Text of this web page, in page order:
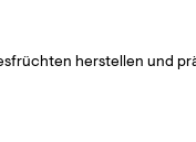
herstellen und